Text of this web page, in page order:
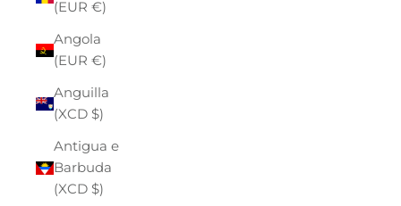
(EUR €)
Angola
(EUR €)
Anguilla
(XCD $)
Antigua e
Barbuda
(XCD $)